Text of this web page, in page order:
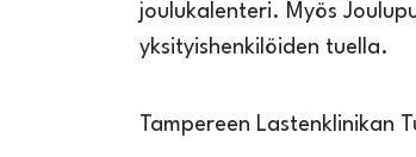
joulukalenteri. Myös
yksityishenkilöiden tuella.
Tampereen Lastenklinikan